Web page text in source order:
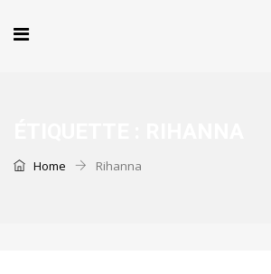
Home Rihanna